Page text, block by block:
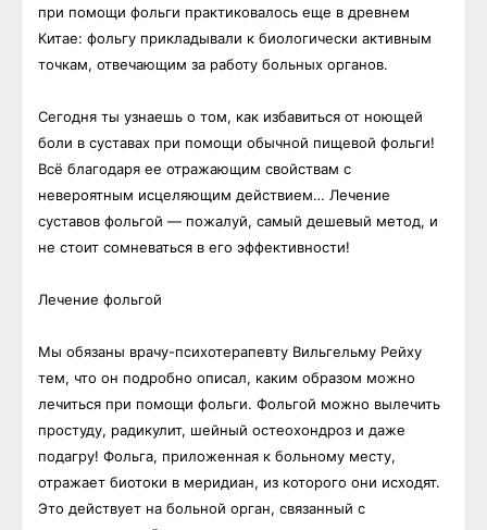
при помощи фольги практиковалось еще в древнем
Китае: фольгу прикладывали к биологически активным
точкам, отвечающим за работу больных органов.
Сегодня ты узнаешь о том, как избавиться от ноющей
боли в суставах при помощи обычной пищевой фольги!
Всё благодаря ее отражающим свойствам с
невероятным исцеляющим действием… Лечение
суставов фольгой — пожалуй, самый дешевый метод, и
не стоит сомневаться в его эффективности!
Лечение фольгой
Мы обязаны врачу-психотерапевту Вильгельму Рейху
тем, что он подробно описал, каким образом можно
лечиться при помощи фольги. Фольгой можно вылечить
простуду, радикулит, шейный остеохондроз и даже
подагру! Фольга, приложенная к больному месту,
отражает биотоки в меридиан, из которого они исходят.
Это действует на больной орган, связанный с